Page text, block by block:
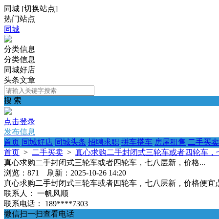
同城 [切换站点]
热门站点
同城
分类信息
分类信息
同城好店
头条文章
搜 索
点击登录
发布信息
首页 同城好店 同城头条 招聘求职 拼车搭车 房屋租售 二手买卖
首页 > 二手买卖 > 真心求购二手封闭式三轮车或者四轮车，
真心求购二手封闭式三轮车或者四轮车，七八层新，价格...
浏览：871 刷新：2025-10-26 14:20
真心求购二手封闭式三轮车或者四轮车，七八层新，价格便
联系人：
一帆风顺
联系电话：
189****7303
微信扫一扫查看电话